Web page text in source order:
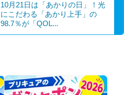
10月21日は「あかりの日」！光
にこだわる「あかり上手」の
98.7％が「QOL...